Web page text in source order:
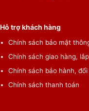
Công nghệ hơi nước
học về Dị ứng Vương
vi khuẩn gây bệnh.
Nói tóm lại, máy giặt LG
Hỗ trợ khách hàng
Chính sách bảo mật
Chính sách giao hàng,
Chính sách bảo hành, đổi
Chính sách thanh toán